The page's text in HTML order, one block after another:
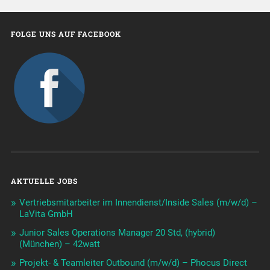
FOLGE UNS AUF FACEBOOK
AKTUELLE JOBS
Vertriebsmitarbeiter im Innendienst/Inside Sales (m/w/d) –
LaVita GmbH
Junior Sales Operations Manager 20 Std, (hybrid)
(München) – 42watt
Projekt- & Teamleiter Outbound (m/w/d) – Phocus Direct